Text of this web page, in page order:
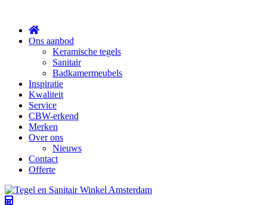
Ons aanbod
Keramische tegels
Sanitair
Badkamermeubels
Inspiratie
Kwaliteit
Service
CBW-erkend
Merken
Over ons
Nieuws
Contact
Offerte